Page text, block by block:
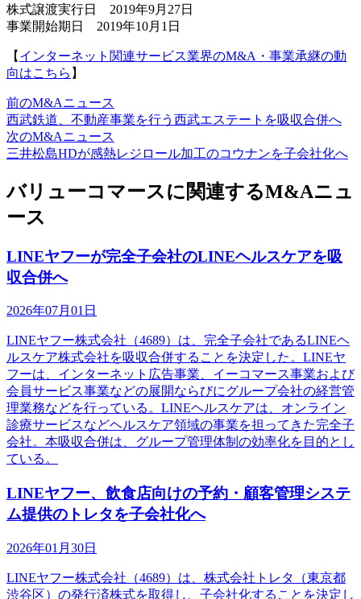
株式譲渡実行日 2019年9月27日
事業開始期日 2019年10月1日
【 インターネット関連サービス業界のM&A・事業承継の動
向はこちら 】
前のM&Aニュース
西武鉄道、不動産事業を行う西武エステートを吸収合併へ
次のM&Aニュース
三井松島HDが感熱レジロール加工のコウナンを子会社化へ
バリューコマースに関連するM&Aニュ
ース
LINEヤフーが完全子会社のLINEヘルスケアを吸
収合併へ
2026年07月01日
LINEヤフー株式会社（4689）は、完全子会社であるLINEヘ
ルスケア株式会社を吸収合併することを決定した。LINEヤ
フーは、インターネット広告事業、イーコマース事業および
会員サービス事業などの展開ならびにグループ会社の経営管
理業務などを行っている。LINEヘルスケアは、オンライン
診療サービスなどヘルスケア領域の事業を担ってきた完全子
会社。本吸収合併は、グループ管理体制の効率化を目的とし
ている。
LINEヤフー、飲食店向けの予約・顧客管理システ
ム提供のトレタを子会社化へ
2026年01月30日
LINEヤフー株式会社（4689）は、株式会社トレタ（東京都
渋谷区）の発行済株式を取得し、子会社化することを決定し